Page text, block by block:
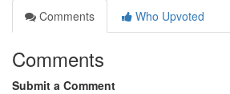
Comments
Who Upvoted
Comments
Submit a Comment